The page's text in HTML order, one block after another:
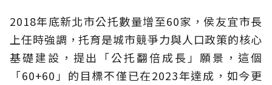
2018年底新北市公托數量增至60家，侯友宜市長
上任時強調，托育是城市競爭力與人口政策的核心
基礎建設，提出「公托翻倍成長」願景，這個
「60+60」的目標不僅已在2023年達成，如今更